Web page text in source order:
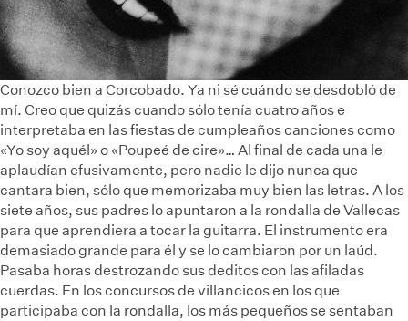
Conozco bien a Corcobado. Ya ni sé cuándo se desdobló de
mí. Creo que quizás cuando sólo tenía cuatro años e
interpretaba en las fiestas de cumpleaños canciones como
«Yo soy aquél» o «Poupeé de cire»… Al final de cada una le
aplaudían efusivamente, pero nadie le dijo nunca que
cantara bien, sólo que memorizaba muy bien las letras. A los
siete años, sus padres lo apuntaron a la rondalla de Vallecas
para que aprendiera a tocar la guitarra. El instrumento era
demasiado grande para él y se lo cambiaron por un laúd.
Pasaba horas destrozando sus deditos con las afiladas
cuerdas. En los concursos de villancicos en los que
participaba con la rondalla, los más pequeños se sentaban